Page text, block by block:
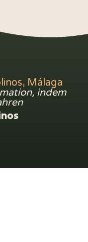
Málaga
indem